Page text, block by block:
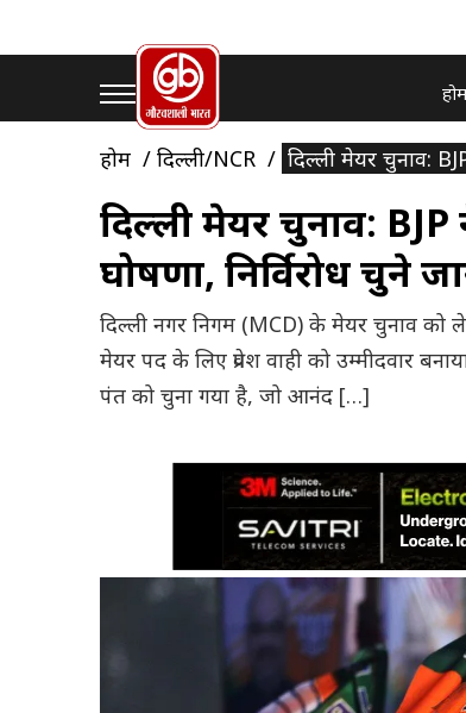
होम
होम दिल्ली/NCR दिल्ली मेयर चुनाव:
दिल्ली मेयर चुनाव: BJP
घोषणा, निर्विरोध चुने
दिल्ली नगर निगम (MCD) के मेयर चुनाव को
मेयर पद के लिए प्रवेश वाही को उम्मीदवार
पंत को चुना गया है, जो आनंद […]